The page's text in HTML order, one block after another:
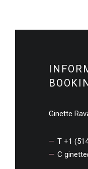
Ginette
T +1
C